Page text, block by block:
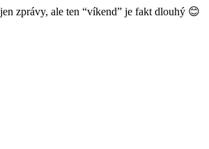
zprávy, ale ten “víkend” je fakt dlouhý 😊